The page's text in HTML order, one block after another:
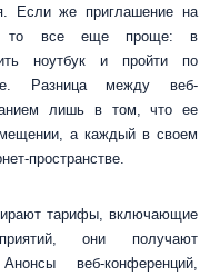
Если же приглашение на
то все еще проще: в
ноутбук и пройти по
Разница между веб-
лишь в том, что ее
а каждый в своем
пространстве.
тарифы, включающие
они получают
веб-конференций,